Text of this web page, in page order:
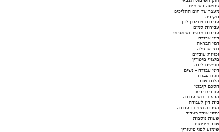
סחיטה באיומים
מעצר עד תום ההליכים
תקיפה
עבירות צווארון לבן
עבירות סמים
עבירות מחשב ואינטרנט
דיני עבודה
דמי הבראה
דמי אבטלה
זכויות עובדים
פיצויי פיטורין
חופשת לידה
דיני עבודה - נשים
חוזה עבודה
הלנת שכר
הסכם קיבוצי
עובדים זרים
הרעת תנאי עבודה
בית דין לעבודה
הטרדה מינית בעבודה
יחסי עובד מעביד
שעות נוספות
שכר מינימום
שימוע לפני פיטורין